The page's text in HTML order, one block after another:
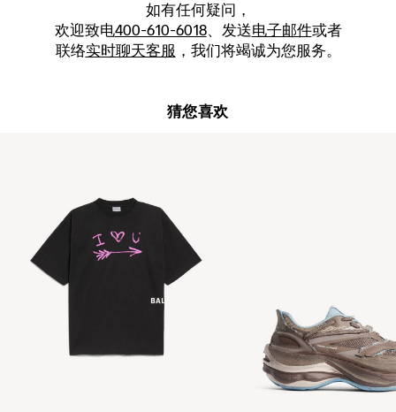
如有任何疑问，
欢迎致电400-610-6018、发送电子邮件或者
联络实时聊天客服 ，我们将竭诚为您服务。
猜您喜欢